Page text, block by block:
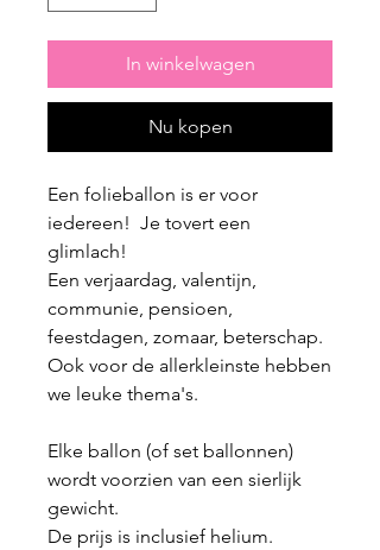
In winkelwagen
Nu kopen
Een folieballon is er voor
iedereen! Je tovert een
glimlach!
Een verjaardag, valentijn,
communie, pensioen,
feestdagen, zomaar, beterschap.
Ook voor de allerkleinste hebben
we leuke thema's.
Elke ballon (of set ballonnen)
wordt voorzien van een sierlijk
gewicht.
De prijs is inclusief helium.